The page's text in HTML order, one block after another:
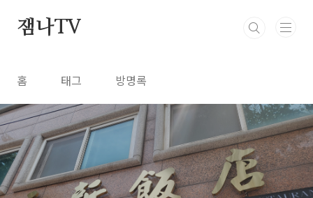
잼나TV
홈 태그 방명록